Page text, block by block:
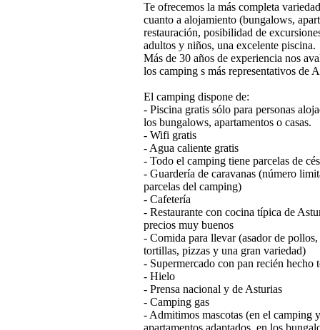
Te ofrecemos la más completa
cuanto a alojamiento (bungalows,
restauración, posibilidad de
adultos y niños, una excelente piscina.
Más de 30 años de experiencia nos
los camping s más representativos de
El camping dispone de:
- Piscina gratis sólo para personas
los bungalows, apartamentos o casas.
- Wifi gratis
- Agua caliente gratis
- Todo el camping tiene parcelas de
- Guardería de caravanas (número
parcelas del camping)
- Cafetería
- Restaurante con cocina típica de
precios muy buenos
- Comida para llevar (asador de pollos,
tortillas, pizzas y una gran variedad)
- Supermercado con pan recién hecho
- Hielo
- Prensa nacional y de Asturias
- Camping gas
- Admitimos mascotas (en el camping
apartamentos adaptados, en los